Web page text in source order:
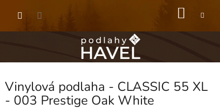
Vinylová podlaha - CLASSIC 55 XL
- 003 Prestige Oak White